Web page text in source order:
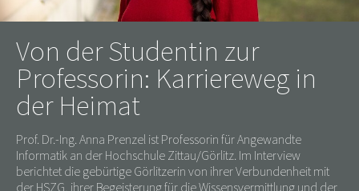
Von der Studentin zur
Professorin: Karriereweg in
der Heimat
Prof. Dr.-Ing. Anna Prenzel ist Professorin für Angewandte
Informatik an der Hochschule Zittau/Görlitz. Im Interview
berichtet die gebürtige Görlitzerin von ihrer Verbundenheit mit
der HSZG, ihrer Begeisterung für die Wissensvermittlung und der